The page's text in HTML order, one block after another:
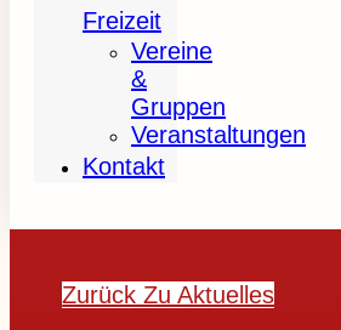
Freizeit
Vereine
&
Gruppen
Veranstaltungen
Kontakt
Zurück Zu Aktuelles